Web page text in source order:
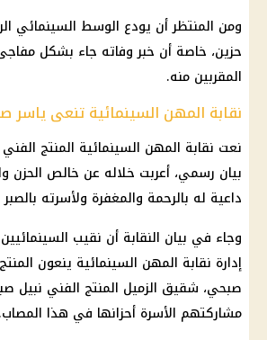
ومن المنتظر أن يودع الوسط السينمائي
حزين، خاصة أن خبر وفاته جاء بشكل
المقربين منه.
نقابة المهن السينمائية تنعى ياسر
نعت نقابة المهن السينمائية المنتج
بيان رسمي، أعربت خلاله عن خالص الحزن
داعية له بالرحمة والمغفرة ولأسرته
وجاء في بيان النقابة أن نقيب
إدارة نقابة المهن السينمائية ينعون
صبحي، شقيق الزميل المنتج الفني نبيل
مشاركتهم الأسرة أحزانها في هذا المصاب.